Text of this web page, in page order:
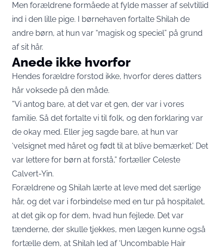
Men forældrene formåede at fylde masser af selvtillid
ind i den lille pige. I børnehaven fortalte Shilah de
andre børn, at hun var “magisk og speciel” på grund
af sit hår.
Anede ikke hvorfor
Hendes forældre forstod ikke, hvorfor deres datters
hår voksede på den måde.
”Vi antog bare, at det var et gen, der var i vores
familie. Så det fortalte vi til folk, og den forklaring var
de okay med. Eller jeg sagde bare, at hun var
‘velsignet med håret og født til at blive bemærket.’ Det
var lettere for børn at forstå,” fortæller Celeste
Calvert-Yin.
Forældrene og Shilah lærte at leve med det særlige
hår, og det var i forbindelse med en tur på hospitalet,
at det gik op for dem, hvad hun fejlede. Det var
tænderne, der skulle tjekkes, men lægen kunne også
fortælle dem, at Shilah led af ‘Uncombable Hair